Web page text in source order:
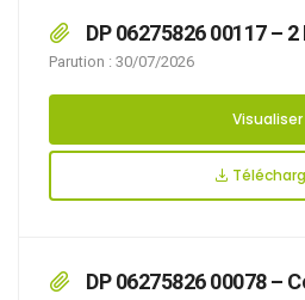
DP 06275826 00117 –
Récépissé de Dépôt
Parution : 30/07/2026
Visualiser
DP 06275826 00078 –